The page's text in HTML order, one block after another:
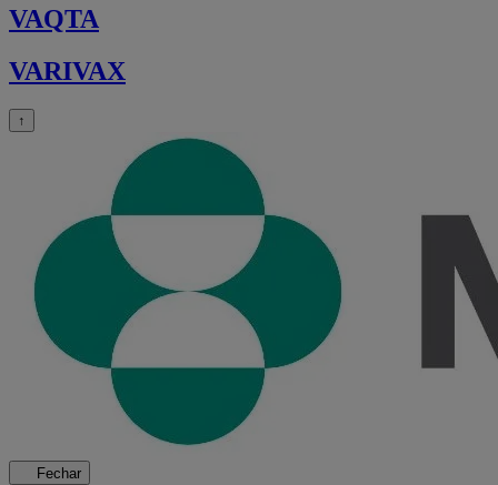
VAQTA
VARIVAX
↑
Fechar